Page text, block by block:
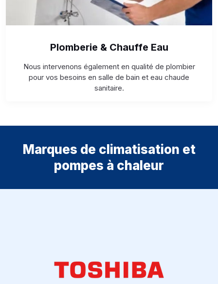
Plomberie & Chauffe Eau
Nous intervenons également en qualité de plombier
pour vos besoins en salle de bain et eau chaude
sanitaire.
Marques de climatisation et
pompes à chaleur